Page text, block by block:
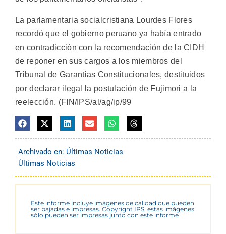
La parlamentaria socialcristiana Lourdes Flores
recordó que el gobierno peruano ya había entrado
en contradicción con la recomendación de la CIDH
de reponer en sus cargos a los miembros del
Tribunal de Garantías Constitucionales, destituidos
por declarar ilegal la postulación de Fujimori a la
reelección. (FIN/IPS/al/ag/ip/99
Archivado en: Últimas Noticias
Últimas Noticias
Este informe incluye imágenes de calidad que pueden
ser bajadas e impresas. Copyright IPS, estas imágenes
sólo pueden ser impresas junto con este informe